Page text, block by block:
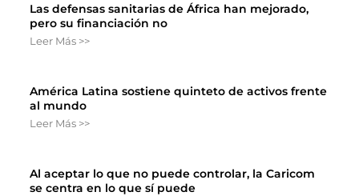
Las defensas sanitarias de África han mejorado,
pero su financiación no
Leer Más >>
América Latina sostiene quinteto de activos frente
al mundo
Leer Más >>
Al aceptar lo que no puede controlar, la Caricom
se centra en lo que sí puede